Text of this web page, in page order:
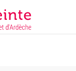
=> bpt6k9761436g )